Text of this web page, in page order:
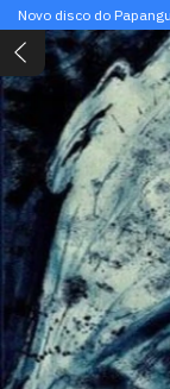
Novo disco do